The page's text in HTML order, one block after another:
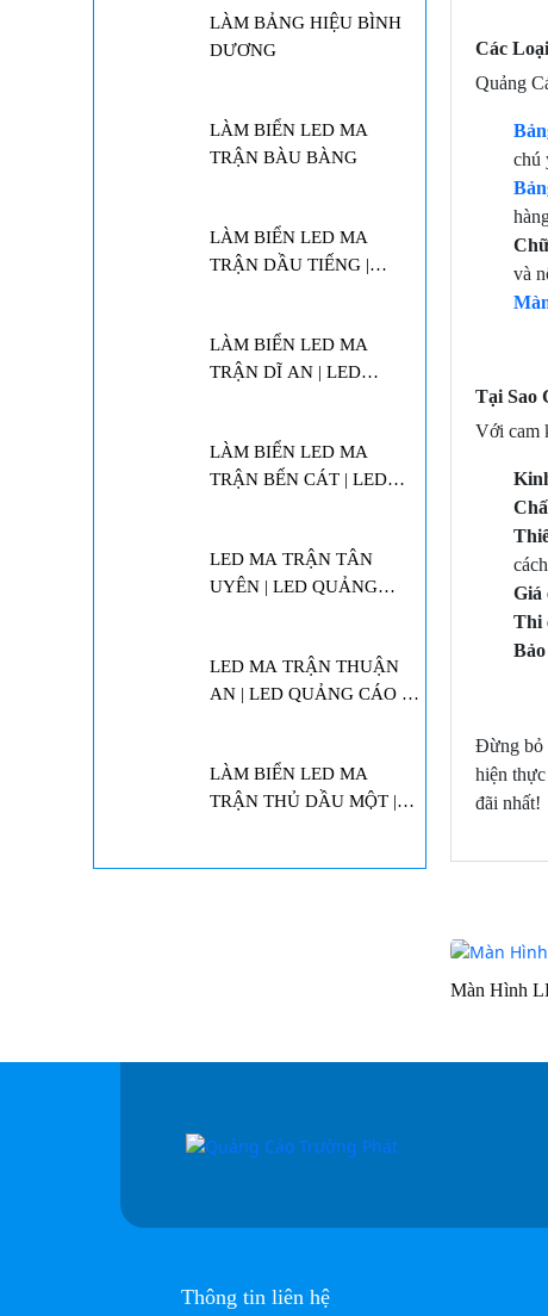
LÀM BẢNG HIỆU BÌNH
DƯƠNG
LÀM BIỂN LED MA
TRẬN BÀU BÀNG
LÀM BIỂN LED MA
TRẬN DẦU TIẾNG |
LÀM BIỂN LED MA
TRẬN DĨ AN | LED
LÀM BIỂN LED MA
TRẬN BẾN CÁT | LED
LED MA TRẬN TÂN
UYÊN | LED QUẢNG
LED MA TRẬN THUẬN
AN | LED QUẢNG CÁO |
LÀM BIỂN LED MA
TRẬN THỦ DẦU MỘT |
Các
Quảng
chú
và
Tại Sao
Với cam
Giá
Thi
Đừng bỏ
hiện
đãi nhất!
Màn Hình
Thông tin liên hệ